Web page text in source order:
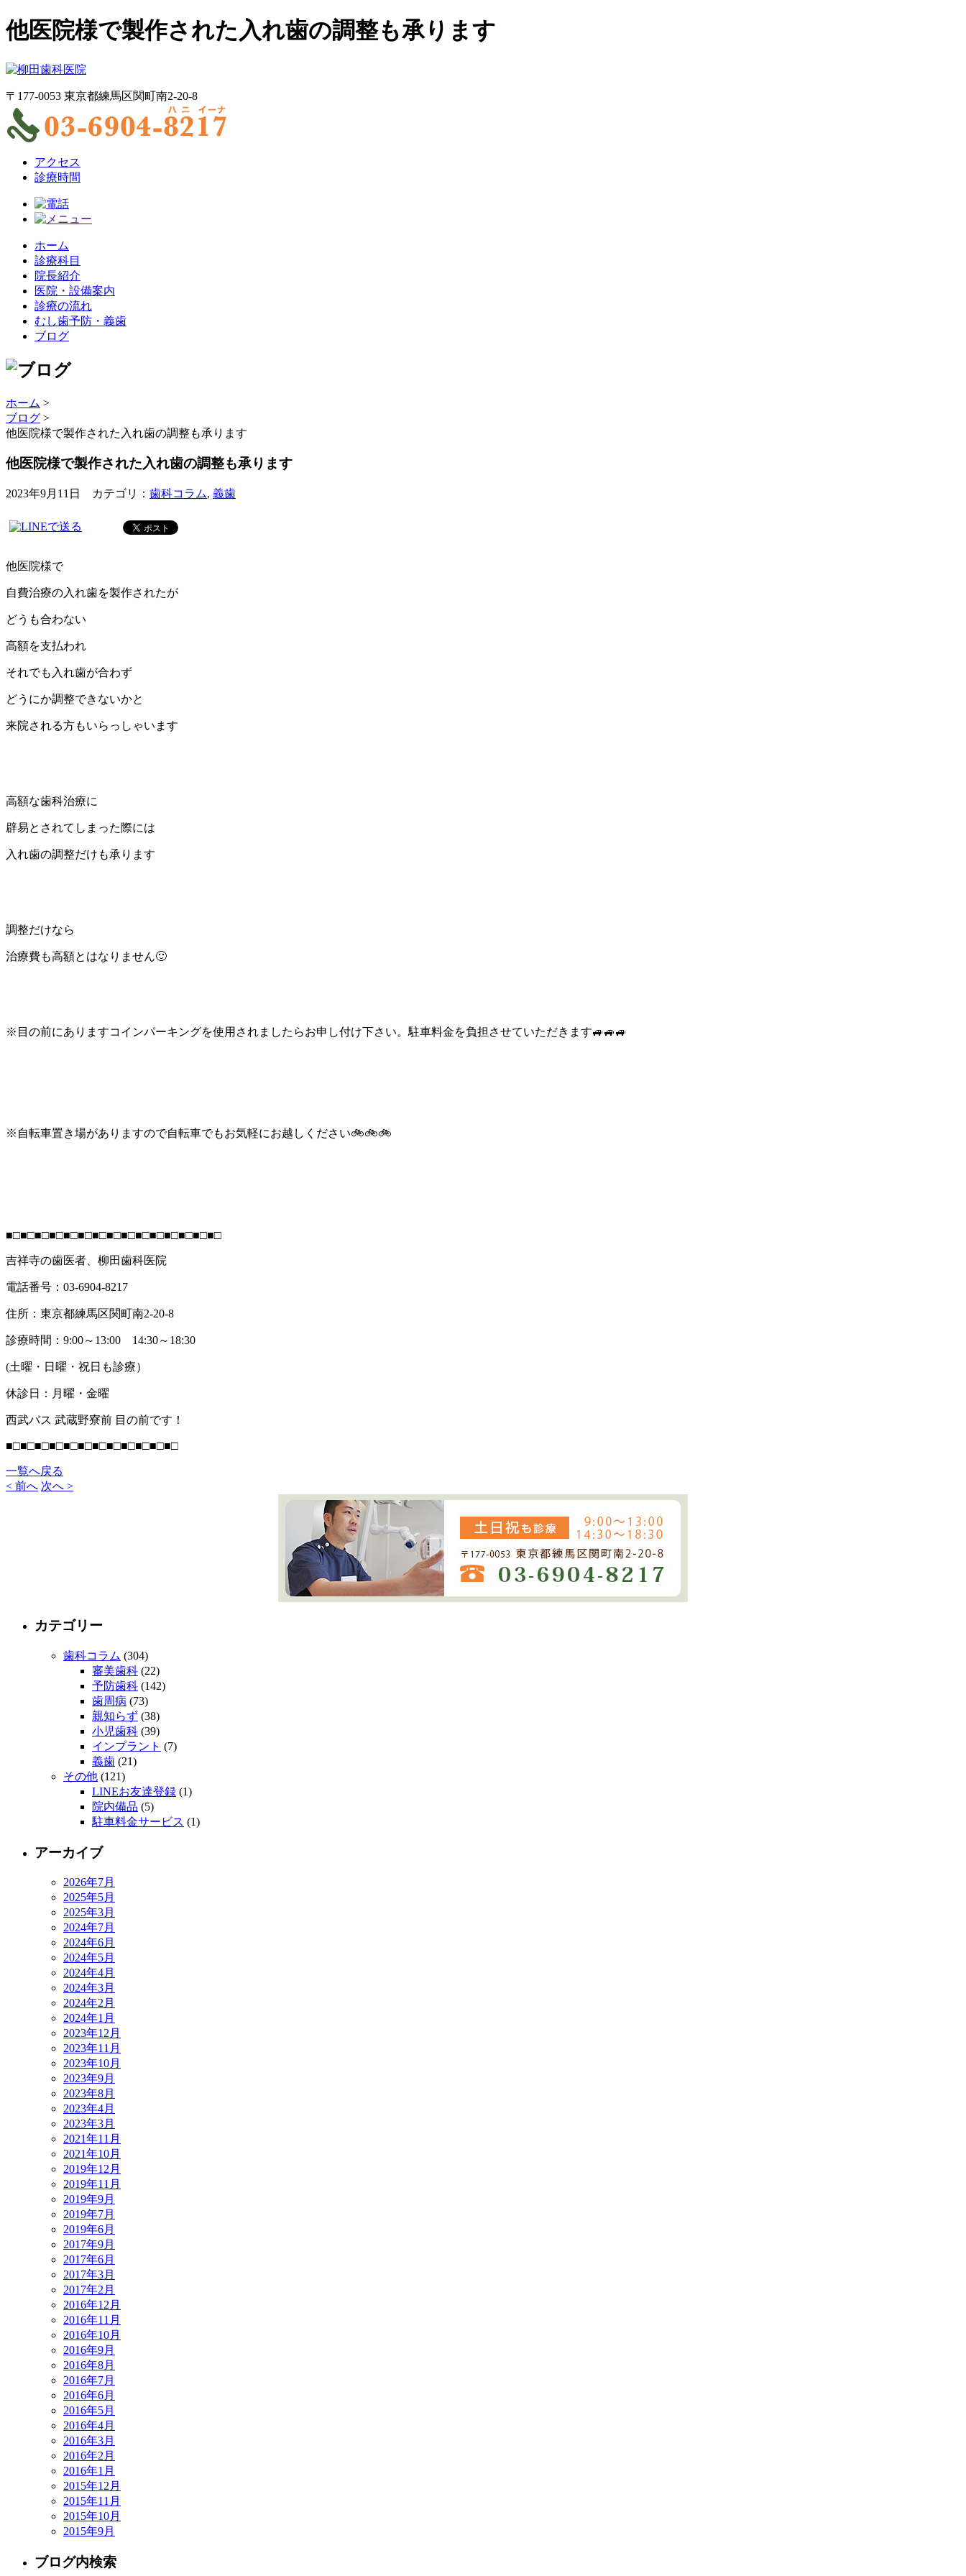
他医院様で製作された入れ歯の調整も承ります
〒177-0053 東京都練馬区関町南2-20-8
アクセス
診療時間
ホーム
診療科目
院長紹介
医院・設備案内
診療の流れ
むし歯予防・義歯
ブログ
ホーム >
ブログ >
他医院様で製作された入れ歯の調整も承ります
他医院様で製作された入れ歯の調整も承ります
2023年9月11日 カテゴリ： 歯科コラム, 義歯
他医院様で
自費治療の入れ歯を製作されたが
どうも合わない
高額を支払われ
それでも入れ歯が合わず
どうにか調整できないかと
来院される方もいらっしゃいます
高額な歯科治療に
辟易とされてしまった際には
入れ歯の調整だけも承ります
調整だけなら
治療費も高額とはなりません🙂
※目の前にありますコインパーキングを使用されましたらお申し付け下さい。駐車料金を負担させていただきます🚙🚙🚙
※自転車置き場がありますので自転車でもお気軽にお越しください🚲️🚲️🚲️
■□■□■□■□■□■□■□■□■□■□■□■□■□■□■□
吉祥寺の歯医者、柳田歯科医院
電話番号：03-6904-8217
住所：東京都練馬区関町南2-20-8
診療時間：9:00～13:00 14:30～18:30
(土曜・日曜・祝日も診療）
休診日：月曜・金曜
西武バス 武蔵野寮前 目の前です！
■□■□■□■□■□■□■□■□■□■□■□■□
一覧へ戻る
< 前へ 次へ >
カテゴリー
歯科コラム (304)
審美歯科 (22)
予防歯科 (142)
歯周病 (73)
親知らず (38)
小児歯科 (39)
インプラント (7)
義歯 (21)
その他 (121)
LINEお友達登録 (1)
院内備品 (5)
駐車料金サービス (1)
アーカイブ
2026年7月
2025年5月
2025年3月
2024年7月
2024年6月
2024年5月
2024年4月
2024年3月
2024年2月
2024年1月
2023年12月
2023年11月
2023年10月
2023年9月
2023年8月
2023年4月
2023年3月
2021年11月
2021年10月
2019年12月
2019年11月
2019年9月
2019年7月
2019年6月
2017年9月
2017年6月
2017年3月
2017年2月
2016年12月
2016年11月
2016年10月
2016年9月
2016年8月
2016年7月
2016年6月
2016年5月
2016年4月
2016年3月
2016年2月
2016年1月
2015年12月
2015年11月
2015年10月
2015年9月
ブログ内検索